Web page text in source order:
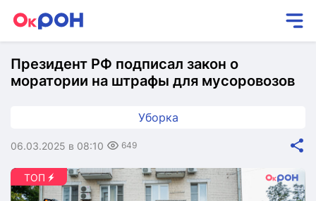
Президент РФ подписал закон о
моратории на штрафы для мусоровозов
Уборка
06.03.2025 в 08:10 649